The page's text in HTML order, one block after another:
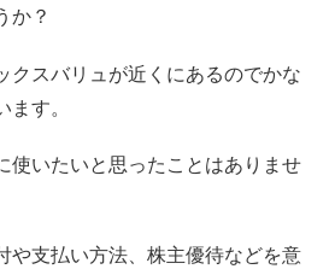
か？
クスバリュが近くにあるのでかな
す。
使いたいと思ったことはありませ
や支払い方法、株主優待などを意